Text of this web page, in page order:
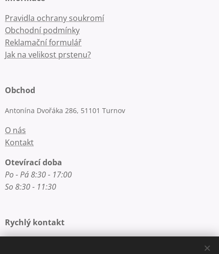
Pravidla ochrany soukromí
Obchodní podmínky
Reklamační formulář
Jak na velikost prstenu?
Obchod
Antonína Dvořáka 286, 51101 Turnov
O nás
Kontakt
Otevírací doba
Po - Pá 8:30 - 17:00
So 8:30 - 11:30
Rychlý kontakt